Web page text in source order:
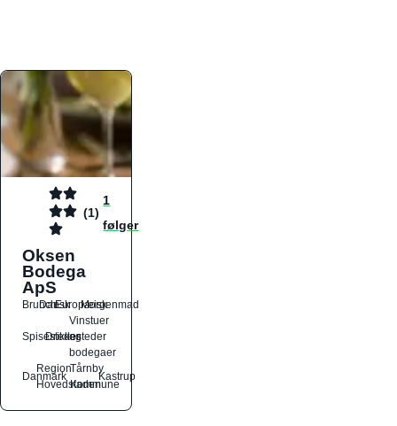
(1)
1
følger
Oksen
Bodega
ApS
Brunch
DanskEuropæiskMorgenmad
Spisesteder
Drikkesteder
Vinstuer
og
bodegaer
Danmark
Region
Hovedstaden
Tårnby
Kommune
Kastrup